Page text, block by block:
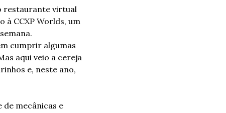
restaurante virtual
à CCXP Worlds, um
cumprir algumas
aqui veio a cereja
e, neste ano,
de mecânicas e